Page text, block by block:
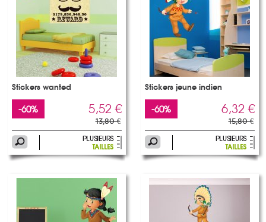
Stickers wanted
-60% 5,52 €
13,80 €
Stickers jeune indien
-60% 6,32 €
15,80 €